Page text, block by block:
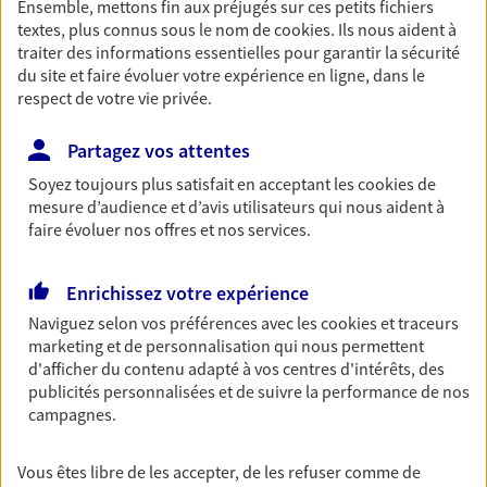
Découvrir les offres Épargne
Retraite
votre vie avec les conseils d'un expert. Découvrez
notre solution PER (Plan Epargne Retraite)
spécialement conçue pour la retraite.
Découvrir l'offre Retraite
Prévoyance
Pour un avenir serein, assurez-vous avec notre
contrat prévoyance. Préservez vos proches en cas
d'accident ou de maladie en optant pour les
garanties incapacité temporaire totale de travail,
Découvrir l'offre Prévoyance
Ensemble, mettons fin aux préjugés sur ces petits fichiers
textes, plus connus sous le nom decookies. Ils nous aident à
traiter des informations essentielles pour garantir la sécurité
du site et faire évoluer votre expérience en ligne, dans le
respect de votre vie privée.
Partagez vos attentes
Soyez toujours plus satisfait en acceptant lescookiesde
mesure d’audience et d’avis utilisateurs qui nous aident à
faire évoluer nos offres et nos services.
Enrichissez votre expérience
Naviguez selon vos préférences avec lescookies et traceurs
marketing et de personnalisation qui nous permettent
d'afficher du contenu adapté à vos centres d'intérêts, des
publicités personnalisées et de suivre la performance de nos
campagnes.
Vous êtes libre de les accepter, de les refuser comme de